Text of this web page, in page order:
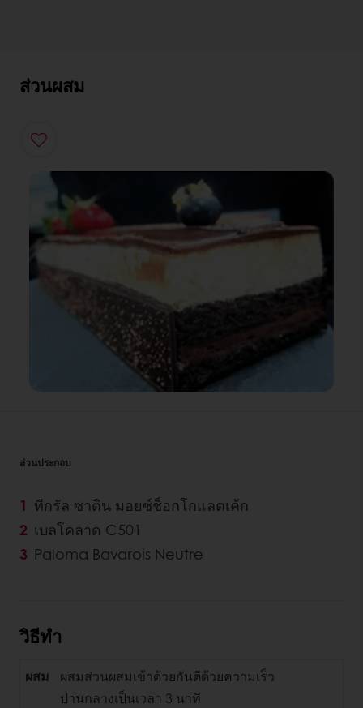
ส่วนผสม
ส่วนประกอบ
ทีกรัล ซาติน มอยซ์ช็อกโกแลตเค้ก
เบลโคลาด C501
Paloma Bavarois Neutre
วิธีทำ
ผสม
ผสมส่วนผสมเข้าด้วยกันตีด้วยความเร็ว
ปานกลางเป็นเวลา 3 นาที